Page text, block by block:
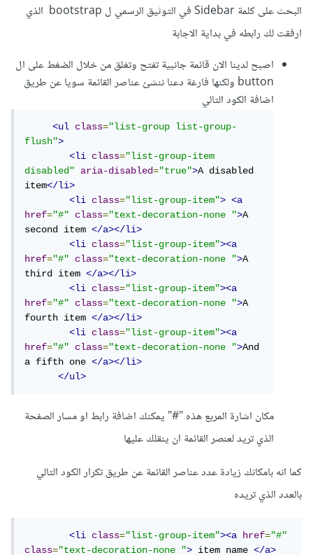
البحث على كلمة Sidebar في التوثيق الرسمي ل bootstrap الذي
ارفقت لك رابطه في بداية الاجابة
اصبح لدينا الان قائمة جانبية تفتح وتغلق من خلال الضغط على ال
button ولكنها فارغة دعنا ننشئ عناصر القائمة سويا عن طريق
اضافة الكود التالي
<ul class="list-group list-group-
flush">
<li
class="list-group-item
disabled"
aria-disabled="true">A disabled
item</li>
<li
class="list-group-item">
<a
href="#" class="text-decoration-none ">A
second item </a></li>
<li
class="list-group-item"><a
href="#" class="text-decoration-none ">A
third item </a></li>
<li
class="list-group-item"><a
href="#" class="text-decoration-none ">A
fourth item </a></li>
<li
class="list-group-item"><a
href="#" class="text-decoration-none ">And
a fifth one </a></li>
</ul>
مكان اشارة المربع هذه "#" يمكنك اضافة رابط او مسار الصفحة
الذي تريد لعنصر القائمة ان ينقلك عليها
كما انه بامكانك زيادة عدد عناصر القائمة عن طريق تكرار الكود التالي
بالعدد الذي تريده
<li class="list-group-item"><a href="#"
class="text-decoration-none "> item name </a>